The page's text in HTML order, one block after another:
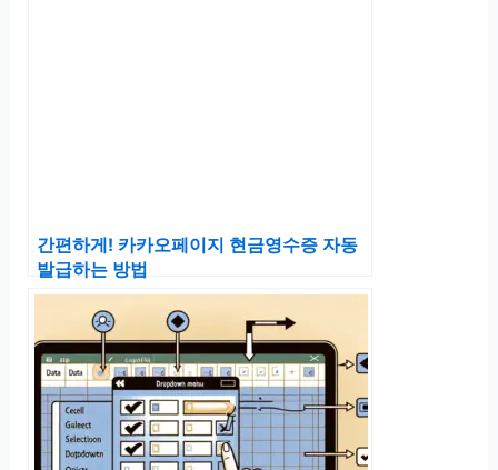
간편하게! 카카오페이지 현금영수증 자동
발급하는 방법